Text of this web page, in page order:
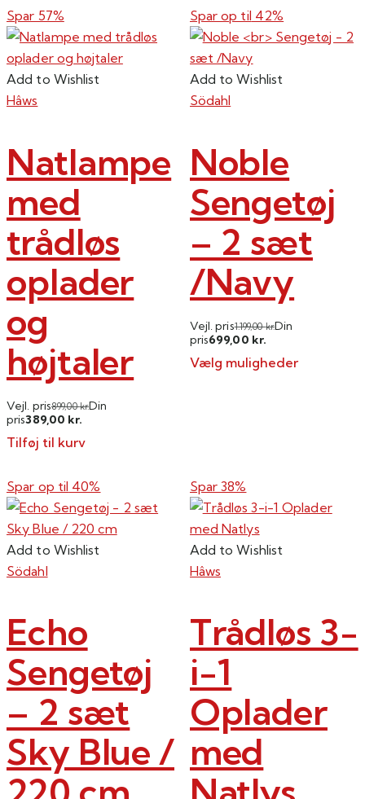
Spar 57%
Add to Wishlist
Hâws
Natlampe
med
trådløs
oplader
og
højtaler
Vejl. pris899,00kr.Din
pris389,00 kr.
Tilføj til kurv
Spar op til 42%
Add to Wishlist
Södahl
Noble
Sengetøj
– 2 sæt
/Navy
Vejl. pris1.199,00kr.Din
pris699,00 kr.
Vælg muligheder
Mulighederne
kan
vælges
på
varesiden
Spar op til 40%
Add to Wishlist
Södahl
Echo
Sengetøj
– 2 sæt
Sky Blue /
Spar 38%
Add to Wishlist
Hâws
Trådløs 3-
i-1
Oplader
med